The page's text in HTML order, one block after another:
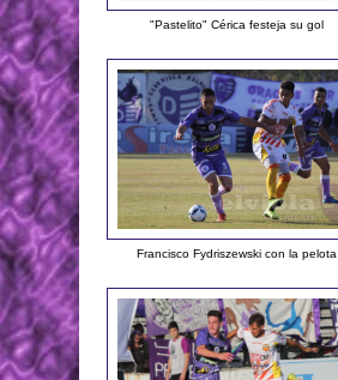
"Pastelito" Cérica festeja su gol
Francisco Fydriszewski con la pelota